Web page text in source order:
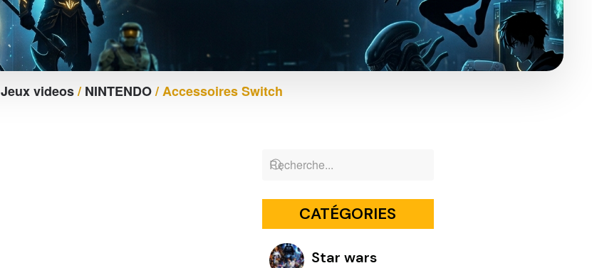
Jeux videos/NINTENDO/ Accessoires Switch
CATÉGORIES
Star wars